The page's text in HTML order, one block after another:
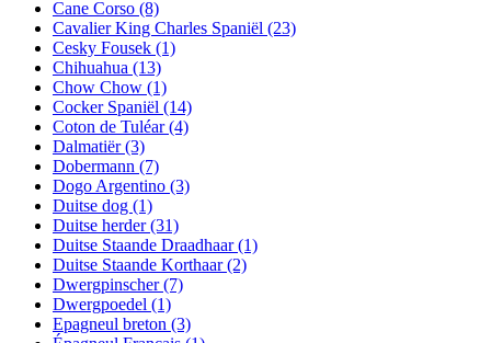
Cane Corso (8)
Cavalier King Charles Spaniël (23)
Cesky Fousek (1)
Chihuahua (13)
Chow Chow (1)
Cocker Spaniël (14)
Coton de Tuléar(4)
Dalmatiër(3)
Dobermann (7)
Dogo Argentino (3)
Duitse dog (1)
Duitse herder(31)
Duitse Staande Draadhaar(1)
Duitse Staande Korthaar(2)
Dwergpinscher(7)
Dwergpoedel (1)
Epagneul breton (3)